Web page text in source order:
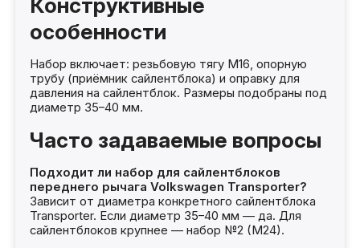
Конструктивные
особенности
Набор включает: резьбовую тягу М16, опорную
трубу (приёмник сайлентблока) и оправку для
давления на сайлентблок. Размеры подобраны под
диаметр 35–40 мм.
Часто задаваемые вопросы
Подходит ли набор для сайлентблоков
переднего рычага Volkswagen Transporter?
Зависит от диаметра конкретного сайлентблока
Transporter. Если диаметр 35–40 мм — да. Для
сайлентблоков крупнее — набор №2 (М24).